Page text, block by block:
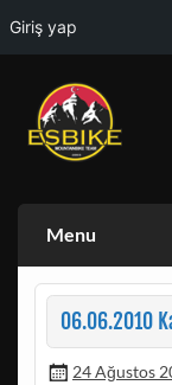
Giriş yap
Skip
content
Menu
06.06.2010
24 Ağustos